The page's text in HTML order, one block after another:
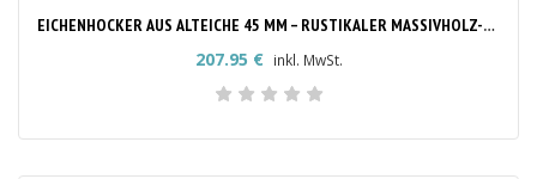
EICHENHOCKER AUS ALTEICHE 45 MM – RUSTIKALER MASSIVHOLZ-HOCKER
207.95 € inkl. MwSt.